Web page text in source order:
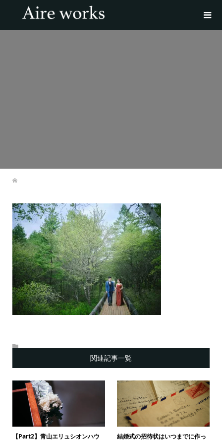
関連記事一覧
【Part2】青山エリュシオンハウ
結婚式の招待状はいつまでに作っ